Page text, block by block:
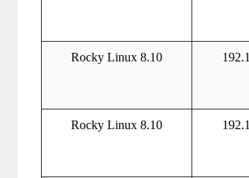
Rocky Linux 8.10
Rocky Linux 8.10